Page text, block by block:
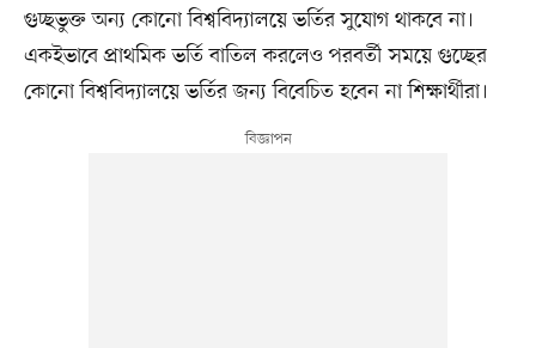
গুচ্ছভুক্ত অন্য কোনো বিশ্ববিদ্যালয়ে ভর্তির সুযোগ থাকবে না।
একইভাবে প্রাথমিক ভর্তি বাতিল করলেও পরবর্তী সময়ে গুচ্ছের
কোনো বিশ্ববিদ্যালয়ে ভর্তির জন্য বিবেচিত হবেন না শিক্ষার্থীরা।